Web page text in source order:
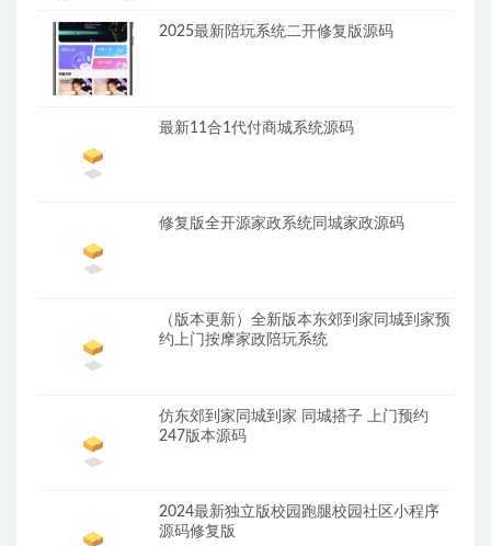
2025最新陪玩系统二开修复版源码
最新11合1代付商城系统源码
修复版全开源家政系统同城家政源码
（版本更新）全新版本东郊到家同城到家预
约上门按摩家政陪玩系统
仿东郊到家同城到家 同城搭子 上门预约
247版本源码
2024最新独立版校园跑腿校园社区小程序
源码修复版